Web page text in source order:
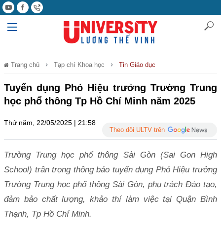
Trang chủ Tạp chí Khoa học Tin Giáo dục
Tuyển dụng Phó Hiệu trưởng Trường Trung
học phổ thông Tp Hồ Chí Minh năm 2025
Thứ năm, 22/05/2025 | 21:58
Theo dõi ULTV trên
Trường Trung học phổ thông Sài Gòn (Sai Gon High
School) trân trọng thông báo tuyển dụng Phó Hiệu trưởng
Trường Trung học phổ thông Sài Gòn, phụ trách Đào tạo,
đảm bảo chất lượng, khảo thí làm việc tại Quận Bình
Thạnh, Tp Hồ Chí Minh.